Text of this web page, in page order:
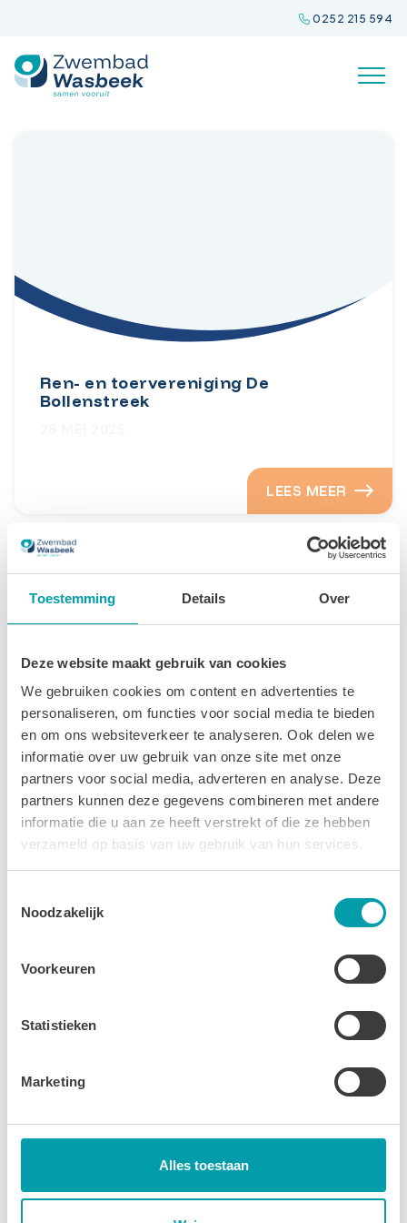
Toestemming Details Over
Deze website maakt gebruik van cookies
We gebruiken cookies om content en advertenties te
personaliseren, om functies voor social media te bieden
en om ons websiteverkeer te analyseren. Ook delen we
informatie over uw gebruik van onze site met onze
partners voor social media, adverteren en analyse. Deze
partners kunnen deze gegevens combineren met andere
informatie die u aan ze heeft verstrekt of die ze hebben
verzameld op basis van uw gebruik van hun services.
Noodzakelijk
Voorkeuren
Statistieken
Marketing
Alles toestaan
inhoud
0252 215 594
Ren- en toervereniging De
Bollenstreek
LEES MEER
Stichting Fietsmaatjes Teylingen
28 MEI 2025
27 MEI 2025